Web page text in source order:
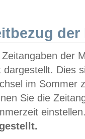
der
Zeitangaben der
dargestellt. Dies
im Sommer
Sie die